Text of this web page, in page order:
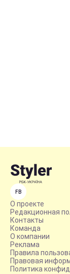
FB
О проекте
Редакционная
Контакты
Команда
О компании
Реклама
Правила
Правовая
Политика